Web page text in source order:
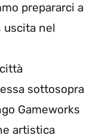
prepararci a
uscita nel
sottosopra
Gameworks
artistica